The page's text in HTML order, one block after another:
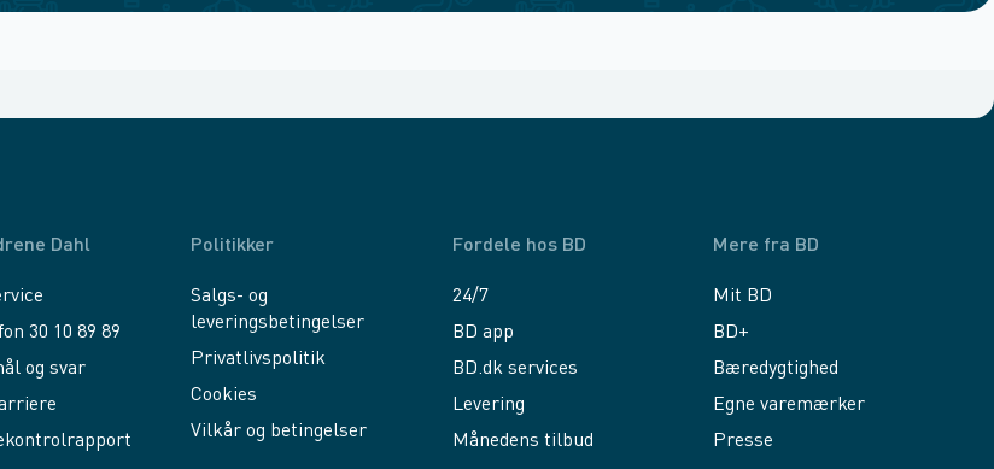
Dahl
30 10 89 89
og svar
Politikker
Salgs- og
leveringsbetingelser
Privatlivspolitik
Cookies
Vilkår og betingelser
Fordele hos BD
24/7
BD app
BD.dk services
Levering
Månedens tilbud
Mere fra BD
Mit BD
BD+
Bæredygtighed
Egne varemærker
Presse